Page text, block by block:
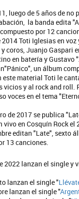
luego de 5 años de no
la banda edita
por 12
2014 Toti Iglesias en
coros, Juanjo Gaspari
en batería y Gustavo
un álbum
este material Toti le
vicios y al rock and roll.
voces en el tema
de 2017 se publica
vivo en Cosquín Rock el
editan "Late", sexto
13 canciones.
2022 lanzan el single y
lanzan el single "
lanzan el single "